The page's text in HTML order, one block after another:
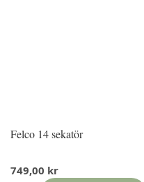
Felco 14 sekatör
749,00 kr